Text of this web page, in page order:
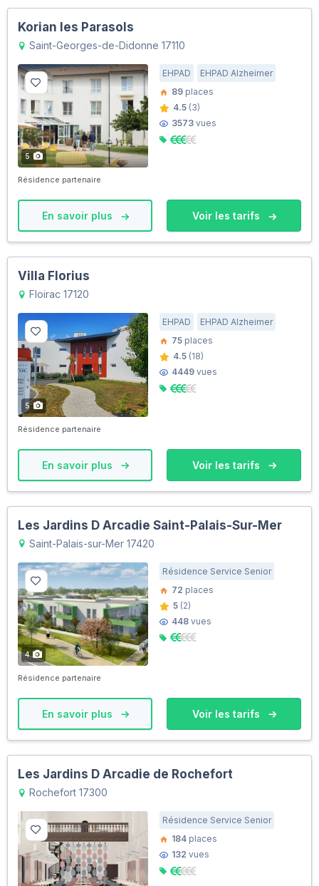
Korian les Parasols
Saint-Georges-de-Didonne 17110
5
EHPAD
EHPAD Alzheimer
89 places
4.5 (3)
3573 vues
Résidence partenaire
En savoir plus Voir les tarifs
Villa Florius
Floirac 17120
5
EHPAD
EHPAD Alzheimer
75 places
4.5 (18)
4449 vues
Résidence partenaire
En savoir plus Voir les tarifs
Les Jardins D Arcadie Saint-Palais-Sur-Mer
Saint-Palais-sur-Mer 17420
4
Résidence Service Senior
72 places
5 (2)
448 vues
Résidence partenaire
En savoir plus Voir les tarifs
Les Jardins D Arcadie de Rochefort
Rochefort 17300
Résidence Service Senior
184 places
132 vues